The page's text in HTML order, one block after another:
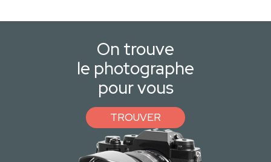
On trouve
le photographe
pour vous
TROUVER